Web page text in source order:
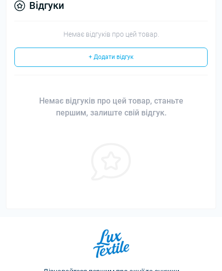
Відгуки
Немає відгуків про цей товар.
+ Додати відгук
Немає відгуків про цей товар, станьте
першим, залиште свій відгук.